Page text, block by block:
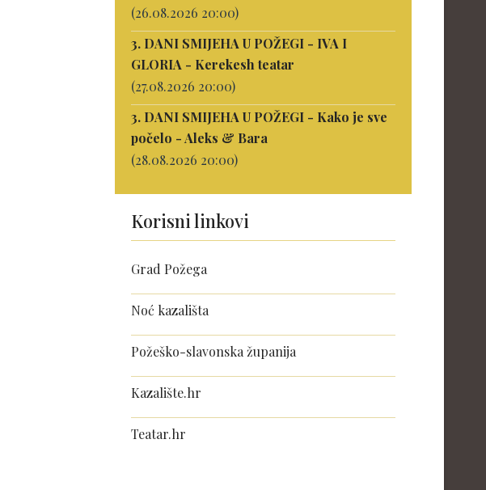
(26.08.2026 20:00)
3. DANI SMIJEHA U POŽEGI - IVA I
GLORIA - Kerekesh teatar
(27.08.2026 20:00)
3. DANI SMIJEHA U POŽEGI - Kako je sve
počelo - Aleks & Bara
(28.08.2026 20:00)
Korisni linkovi
Grad Požega
Noć kazališta
Požeško-slavonska županija
Kazalište.hr
Teatar.hr